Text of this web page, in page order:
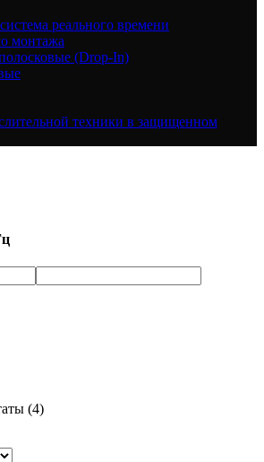
реального времени
монтажа
(Drop-In)
техники в защищенном
(4)